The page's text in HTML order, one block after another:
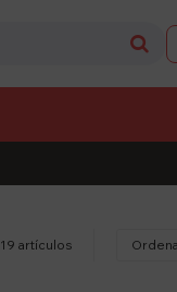
19 artículos